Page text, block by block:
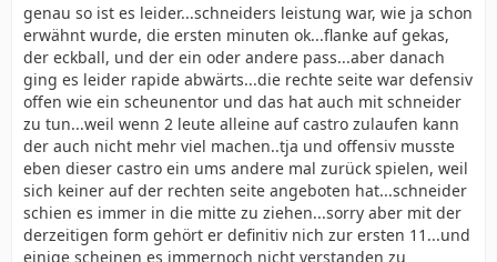
genau so ist es leider...schneiders leistung war, wie ja schon
erwähnt wurde, die ersten minuten ok...flanke auf gekas,
der eckball, und der ein oder andere pass...aber danach
ging es leider rapide abwärts...die rechte seite war defensiv
offen wie ein scheunentor und das hat auch mit schneider
zu tun...weil wenn 2 leute alleine auf castro zulaufen kann
der auch nicht mehr viel machen..tja und offensiv musste
eben dieser castro ein ums andere mal zurück spielen, weil
sich keiner auf der rechten seite angeboten hat...schneider
schien es immer in die mitte zu ziehen...sorry aber mit der
derzeitigen form gehört er definitiv nich zur ersten 11...und
einige scheinen es immernoch nicht verstanden zu